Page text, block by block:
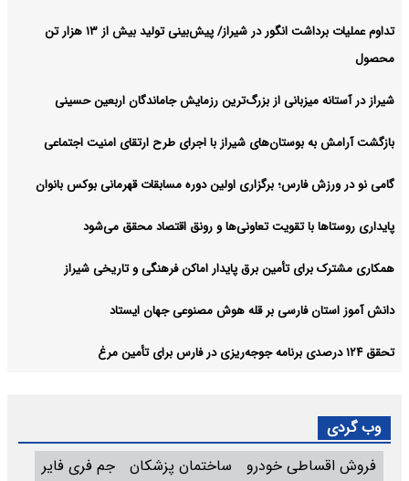
تداوم عملیات برداشت انگور در شیراز/ پیش‌بینی تولید بیش از ۱۳ هزار تن
محصول
شیراز در آستانه میزبانی از بزرگ‌ترین رزمایش جاماندگان اربعین حسینی
بازگشت آرامش به بوستان‌های شیراز با اجرای طرح ارتقای امنیت اجتماعی
گامی نو در ورزش فارس؛ برگزاری اولین دوره مسابقات قهرمانی بوکس بانوان
پایداری روستاها با تقویت تعاونی‌ها و رونق اقتصاد محقق می‌شود
همکاری مشترک برای تأمین برق پایدار اماکن فرهنگی و تاریخی شیراز
دانش آموز استان فارسی بر قله هوش مصنوعی جهان ایستاد
تحقق ۱۲۴ درصدی برنامه جوجه‌ریزی در فارس برای تأمین مرغ
وب گردی
فروش اقساطی خودرو
ساختمان پزشکان جم فری فایر